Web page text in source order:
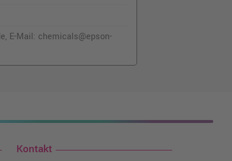
E-Mail: chemicals@epson-
Kontakt